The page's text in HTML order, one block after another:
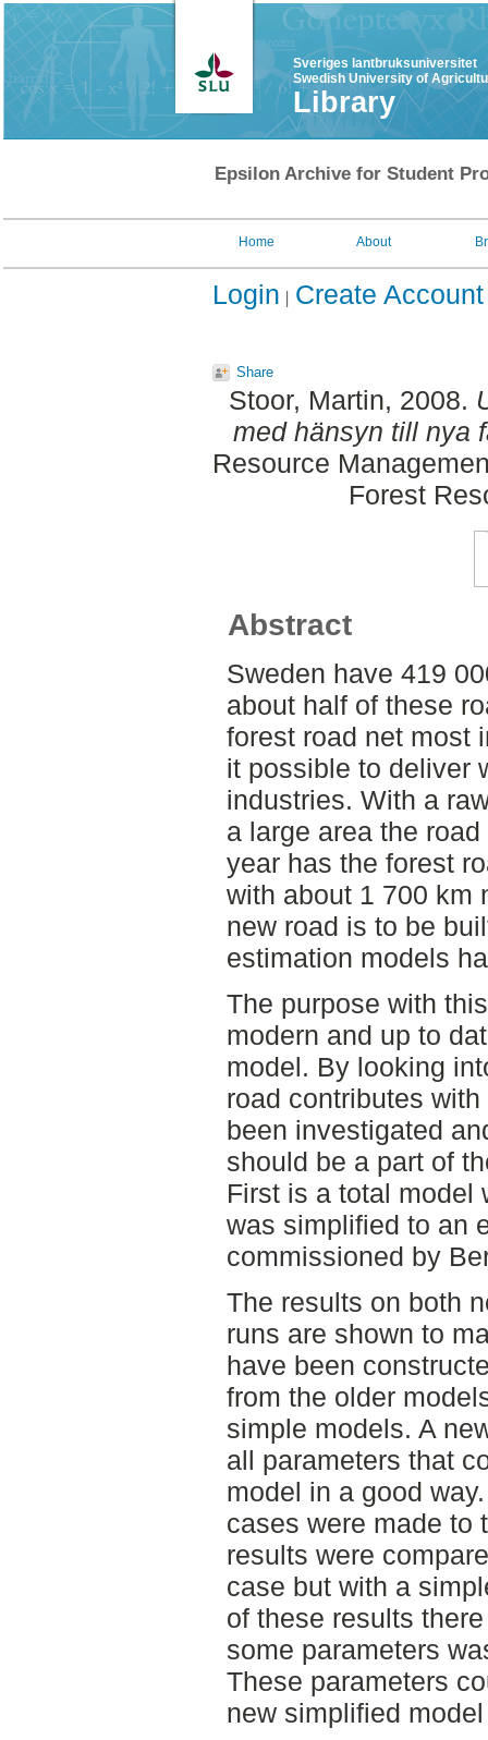
Sveriges lantbruksuniversitet
Swedish University of
Library
Epsilon Archive for Student
Home About
Login Create Account
Share
Stoor, Martin, 2008.
med hänsyn till nya
Resource
Forest
Abstract
Sweden have 419
about half of these
forest road net most
it possible to deliver
industries. With a
a large area the
year has the forest
with about 1 700 km
new road is to be
estimation models
The purpose with
modern and up to
model. By looking
road contributes
been investigated
should be a part of
First is a total model
was simplified to an
commissioned by
The results on both
runs are shown to
have been
from the older
simple models. A
all parameters that
model in a good
cases were made to
results were
case but with a
of these results
some parameters
These parameters
new simplified